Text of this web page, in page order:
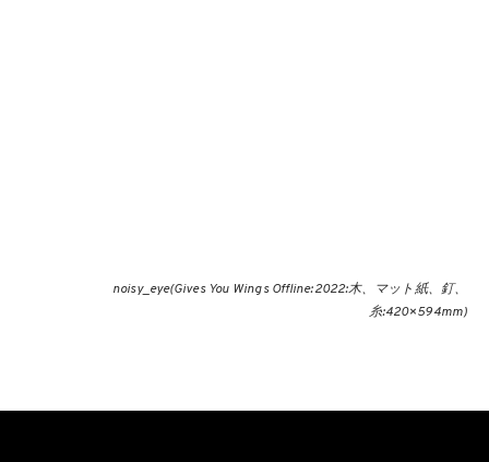
noisy_eye(Gives You Wings Offline:2022:木、マット紙、釘、
糸:420×594mm)